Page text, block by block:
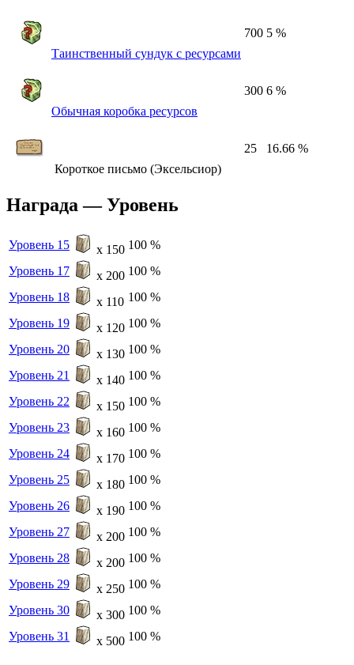
Таинственный сундук с ресурсами
700 5 %
Обычная коробка ресурсов
300 6 %
Короткое письмо (Эксельсиор)
25 16.66 %
Награда — Уровень
Уровень 15 x 150 100 %
Уровень 17
x 200 100 %
Уровень 18
x 110 100 %
Уровень 19
x 120 100 %
Уровень 20
x 130 100 %
Уровень 21
x 140 100 %
Уровень 22
x 150 100 %
Уровень 23
x 160 100 %
Уровень 24
x 170 100 %
Уровень 25
x 180 100 %
Уровень 26
x 190 100 %
Уровень 27
x 200 100 %
Уровень 28
x 200 100 %
Уровень 29
x 250 100 %
Уровень 30
x 300 100 %
Уровень 31
x 500 100 %